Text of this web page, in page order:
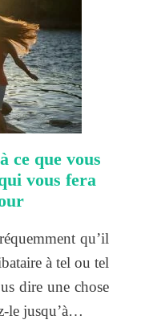
ce que vous
vous fera
qu’il
à tel ou tel
dire une chose
le jusqu’à…